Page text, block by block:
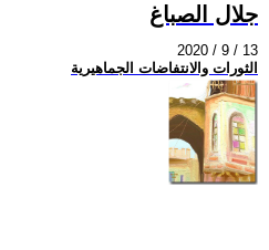
جلال الصباغ
2020 / 9 / 13
الثورات والانتفاضات الجماهيرية